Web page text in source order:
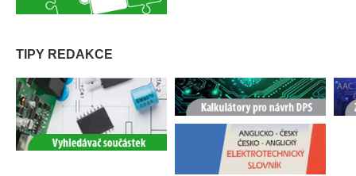
TIPY REDAKCE